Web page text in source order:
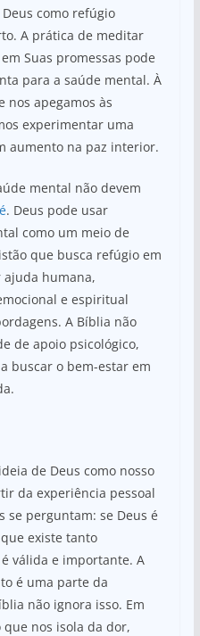
como refúgio
A prática de meditar
Suas promessas pode
para a saúde mental. À
nos apegamos às
experimentar uma
aumento na paz interior.
mental não devem
. Deus pode usar
como um meio de
que busca refúgio em
ajuda humana,
e espiritual
A Bíblia não
de apoio psicológico,
buscar o bem-estar em
de Deus como nosso
da experiência pessoal
perguntam: se Deus é
existe tanto
válida e importante. A
é uma parte da
não ignora isso. Em
nos isola da dor,